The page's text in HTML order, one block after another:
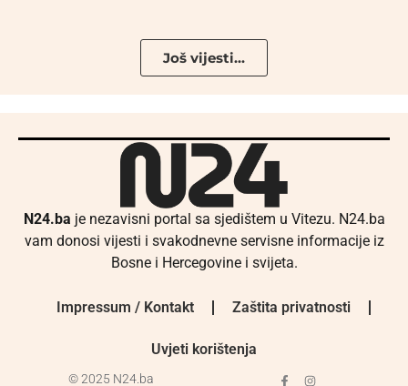
Još vijesti...
N24.ba je nezavisni portal sa sjedištem u Vitezu. N24.ba
vam donosi vijesti i svakodnevne servisne informacije iz
Bosne i Hercegovine i svijeta.
Impressum / Kontakt Zaštita privatnosti
Uvjeti korištenja
© 2025 N24.ba